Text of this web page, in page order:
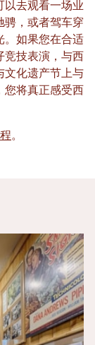
以去观看一场业
骋，或者驾车穿
。如果您在合适
竞技表演，与西
文化遗产节上与
您将真正感受西
。